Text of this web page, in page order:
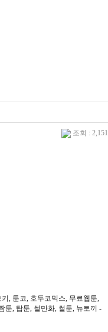
조회 : 2,151
, 툰코, 호두코믹스, 무료웹툰,
툰, 탑툰, 썰만화, 썰툰, 뉴토끼 -